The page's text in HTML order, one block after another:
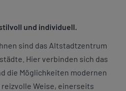
und individuell.
sind das Altstadtzentrum
Hier verbinden sich das
die Möglichkeiten modernen
Weise, einerseits